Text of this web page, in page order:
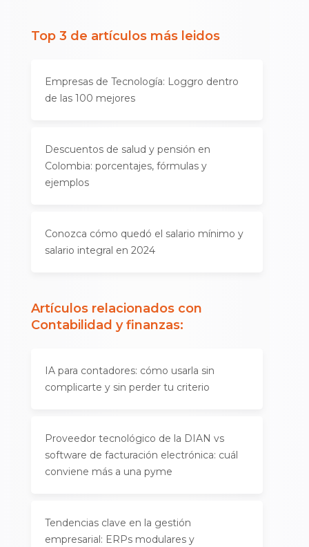
Top 3 de artículos más leidos
Empresas de Tecnología: Loggro dentro
de las 100 mejores
Descuentos de salud y pensión en
Colombia: porcentajes, fórmulas y
ejemplos
Conozca cómo quedó el salario mínimo y
salario integral en 2024
Artículos relacionados con
Contabilidad y finanzas:
IA para contadores: cómo usarla sin
complicarte y sin perder tu criterio
Proveedor tecnológico de la DIAN vs
software de facturación electrónica: cuál
conviene más a una pyme
Tendencias clave en la gestión
empresarial: ERPs modulares y